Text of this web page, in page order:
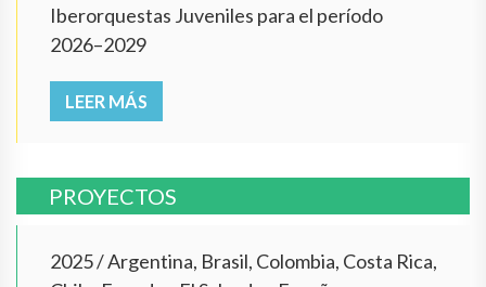
Iberorquestas Juveniles para el período
2026–2029
LEER MÁS
PROYECTOS
2025/Argentina, Brasil, Colombia, Costa Rica,